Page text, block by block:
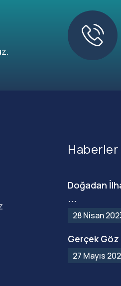
Haberler
Doğadan
...
28 Nisan
Gerçek Göz
27 Mayıs